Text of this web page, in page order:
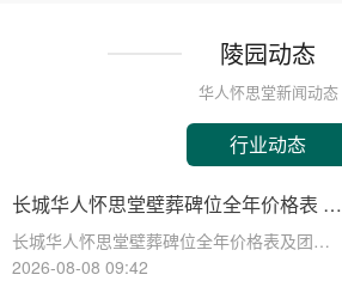
陵园动态
华人怀思堂新闻动态
行业动态
长城华人怀思堂壁葬碑位全年价格表 团
购享专属折扣福利详解
长城华人怀思堂壁葬碑位全年价格表及团购
专属折扣福利详解☎ 华人怀思堂电话:400-
2026-08-08 09:42